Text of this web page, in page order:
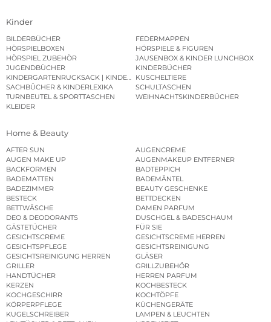
Kinder
BILDERBÜCHER
FEDERMAPPEN
HÖRSPIELBOXEN
HÖRSPIELE & FIGUREN
HÖRSPIEL ZUBEHÖR
JAUSENBOX & KINDER LUNCHBOX
JUGENDBÜCHER
KINDERBÜCHER
KINDERGARTENRUCKSACK | KINDERGARTENBEUTEL
KUSCHELTIERE
SACHBÜCHER & KINDERLEXIKA
SCHULTASCHEN
TURNBEUTEL & SPORTTASCHEN
WEIHNACHTSKINDERBÜCHER
KLEIDER
Home & Beauty
AFTER SUN
AUGENCREME
AUGEN MAKE UP
AUGENMAKEUP ENTFERNER
BACKFORMEN
BADTEPPICH
BADEMATTEN
BADEMÄNTEL
BADEZIMMER
BEAUTY GESCHENKE
BESTECK
BETTDECKEN
BETTWÄSCHE
DAMEN PARFUM
DEO & DEODORANTS
DUSCHGEL & BADESCHAUM
GÄSTETÜCHER
FÜR SIE
GESICHTSCREME
GESICHTSCREME HERREN
GESICHTSPFLEGE
GESICHTSREINIGUNG
GESICHTSREINIGUNG HERREN
GLÄSER
GRILLER
GRILLZUBEHÖR
HANDTÜCHER
HERREN PARFUM
KERZEN
KOCHBESTECK
KOCHGESCHIRR
KOCHTÖPFE
KÖRPERPFLEGE
KÜCHENGERÄTE
KUGELSCHREIBER
LAMPEN & LEUCHTEN